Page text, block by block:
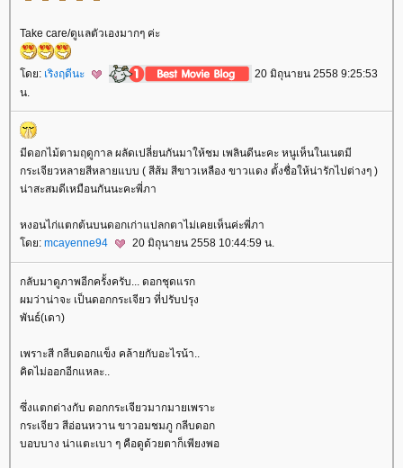
Take care/ดูแลตัวเองมากๆ ค่ะ
ดย: เริงฤดีนะ
20 มิถุนายน 2558 9:25:53
น.
มีดอกไม้ตามฤดูกาล ผลัดเปลี่ยนกันมาให้ชม เพลินดีนะคะ หนูเห็นในเนตมี
กระเจียวหลายสีหลายแบบ ( สีส้ม สีขาวเหลือง ขาวแดง ตั้งชื่อให้น่ารักไปต่างๆ )
น่าสะสมดีเหมือนกันนะคะพี่ภา
หงอนไก่แตกต้นบนดอกเก่าแปลกตาไม่เคยเห็นค่ะพี่ภา
ดย: mcayenne94 20 มิถุนายน 2558 10:44:59 น.
กลับมาดูภาพอีกครั้งครับ... ดอกชุดแรก
ผมว่าน่าจะ เป็นดอกกระเจียว ที่ปรับปรุง
พันธ์(เดา)
เพราะสี กลีบดอกแข็ง คล้ายกับอะไรน้า..
คิดไม่ออกอีกแหละ..
ซึ่งแตกต่างกับ ดอกกระเจียวมากมายเพราะ
กระเจียว สีอ่อนหวาน ขาวอมชมภู กลีบดอก
บอบบาง น่าแตะเบา ๆ คือดูด้วยตาก็เพียงพอ